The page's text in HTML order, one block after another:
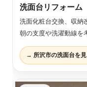
洗面台リフォーム
洗面化粧台交換、収納
朝の支度や洗濯動線を
→ 所沢市の洗面台を見